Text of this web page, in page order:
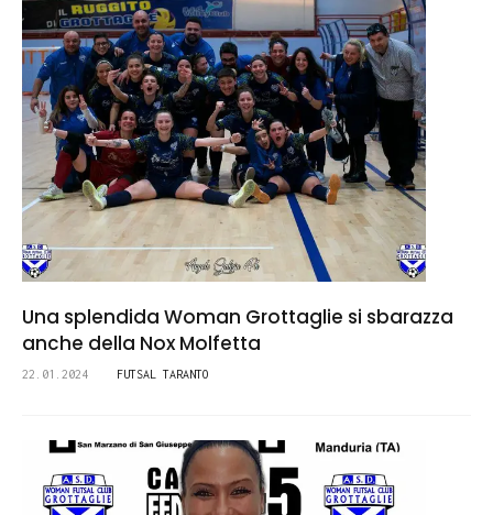
Una splendida Woman Grottaglie si sbarazza
anche della Nox Molfetta
22.01.2024 FUTSAL TARANTO